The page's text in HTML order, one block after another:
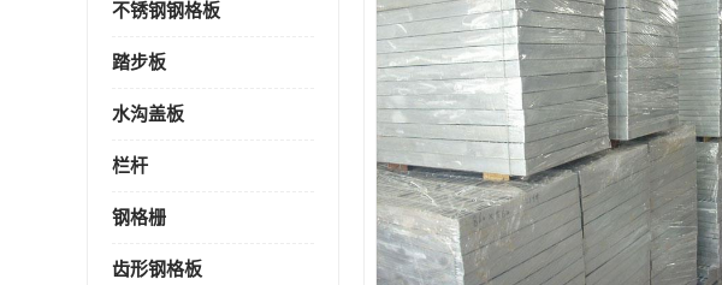
不锈钢钢格板
踏步板
水沟盖板
栏杆
钢格栅
齿形钢格板